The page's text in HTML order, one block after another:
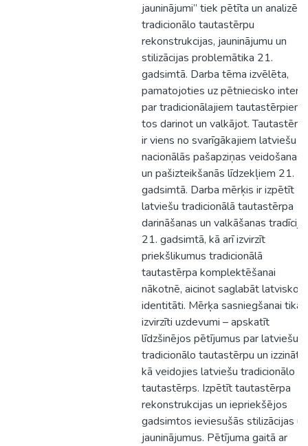
jauninājumi” tiek pētīta un analizēta
tradicionālo tautastērpu
rekonstrukcijas, jauninājumu un
stilizācijas problemātika 21.
gadsimtā. Darba tēma izvēlēta,
pamatojoties uz pētniecisko
par tradicionālajiem tautastērpiem,
tos darinot un valkājot.
ir viens no svarīgākajiem latviešu
nacionālās pašapziņas veidošanas
un pašizteikšanās līdzekļiem 21.
gadsimtā. Darba mērķis ir izpētīt
latviešu tradicionālā tautastērpa
darināšanas un valkāšanas
21. gadsimtā, kā arī izvirzīt
priekšlikumus tradicionālā
tautastērpa komplektēšanai
nākotnē, aicinot saglabāt latvisko
identitāti. Mērķa sasniegšanai tika
izvirzīti uzdevumi – apskatīt
līdzšinējos pētījumus par latviešu
tradicionālo tautastērpu un izzināt,
kā veidojies latviešu tradicionālo
tautastērps. Izpētīt tautastērpa
rekonstrukcijas un iepriekšējos
gadsimtos ieviesušās stilizācijas un
jauninājumus. Pētījuma gaitā ar